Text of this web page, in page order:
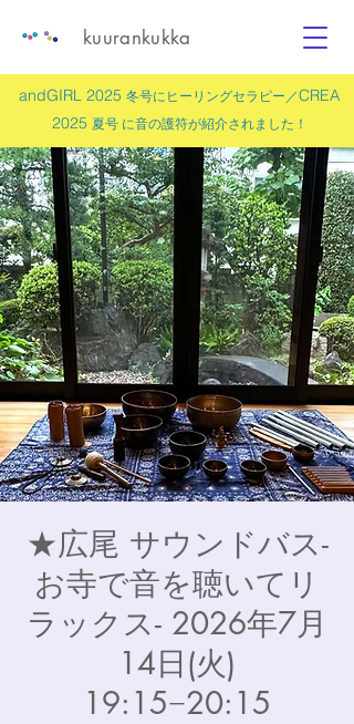
andGIRL 2025 冬号にヒーリングセラピー／CREA
2025 夏号 に音の護符が紹介されました！
kuurankukka
★広尾 サウンドバス-
お寺で音を聴いてリ
ラックス- 2026年7月
14日(火)
19:15−20:15